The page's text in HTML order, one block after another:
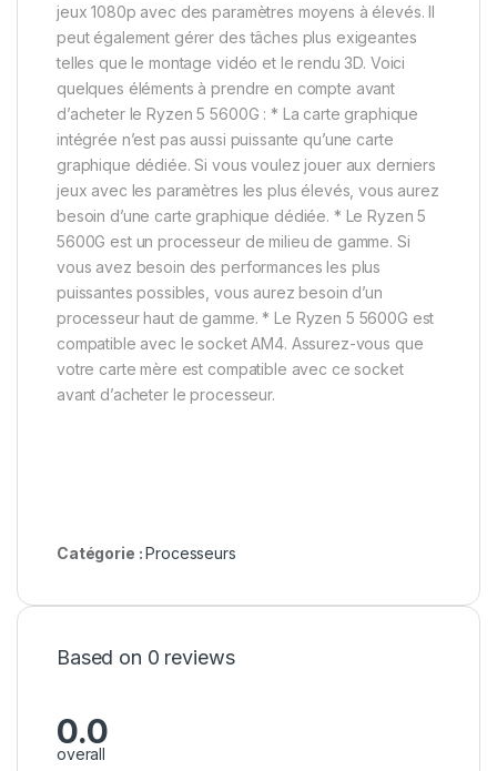
jeux 1080p avec des paramètres moyens à élevés. Il
peut également gérer des tâches plus exigeantes
telles que le montage vidéo et le rendu 3D. Voici
quelques éléments à prendre en compte avant
d’acheter le Ryzen 5 5600G : * La carte graphique
intégrée n’est pas aussi puissante qu’une carte
graphique dédiée. Si vous voulez jouer aux derniers
jeux avec les paramètres les plus élevés, vous aurez
besoin d’une carte graphique dédiée. * Le Ryzen 5
5600G est un processeur de milieu de gamme. Si
vous avez besoin des performances les plus
puissantes possibles, vous aurez besoin d’un
processeur haut de gamme. * Le Ryzen 5 5600G est
compatible avec le socket AM4. Assurez-vous que
votre carte mère est compatible avec ce socket
avant d’acheter le processeur.
Catégorie :Processeurs
Based on 0 reviews
0.0
overall